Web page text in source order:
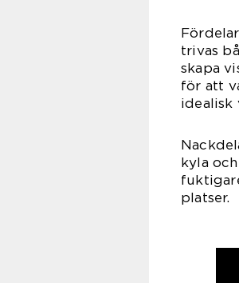
trivas
skapa
för att
idealisk
kyla
platser.